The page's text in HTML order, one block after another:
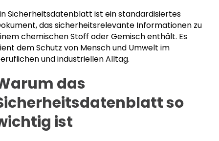
Sicherheitsdatenblatt ist ein standardisiertes
das sicherheitsrelevante Informationen zu
chemischen Stoff oder Gemisch enthält. Es
dem Schutz von Mensch und Umwelt im
und industriellen Alltag.
das
so
ist